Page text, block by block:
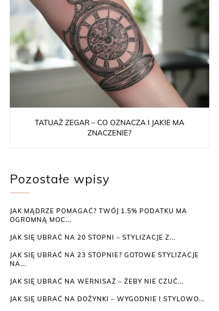
TATUAŻ ZEGAR – CO OZNACZA I JAKIE MA
ZNACZENIE?
Pozostałe wpisy
JAK MĄDRZE POMAGAĆ? TWÓJ 1.5% PODATKU MA
OGROMNĄ MOC...
JAK SIĘ UBRAĆ NA 20 STOPNI – STYLIZACJE Z...
JAK SIĘ UBRAĆ NA 23 STOPNIE? GOTOWE STYLIZACJE
NA...
JAK SIĘ UBRAĆ NA WERNISAŻ – ŻEBY NIE CZUĆ...
JAK SIĘ UBRAĆ NA DOŻYNKI – WYGODNIE I STYLOWO...